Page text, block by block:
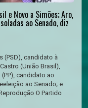
e Novo a Simões; Aro,
ao Senado, diz
(PSD), candidato à
(União Brasil),
candidato ao
ao Senado; e
O Partido